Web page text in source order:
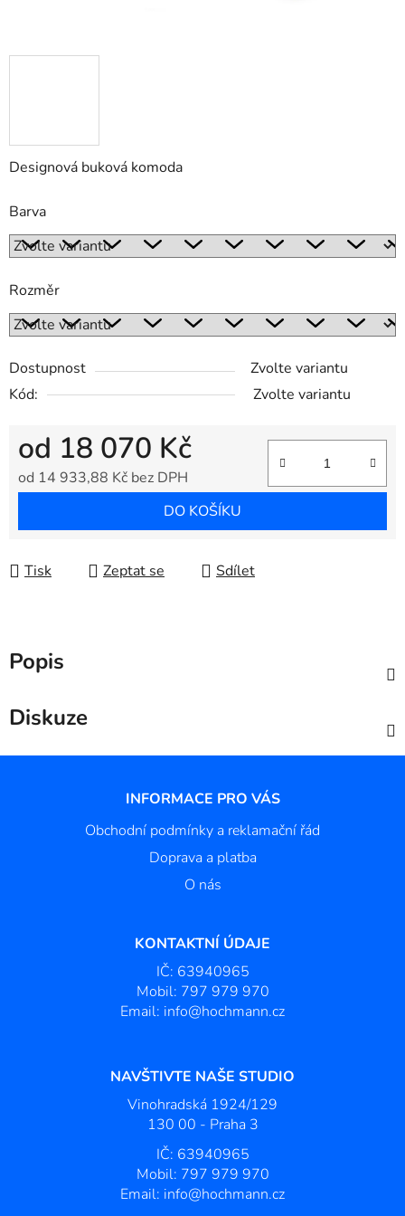
Designová buková komoda
Barva
Rozměr
Dostupnost
Zvolte variantu
Kód:
Zvolte variantu
od 18 070 Kč
od 14 933,88 Kč bez DPH
DO KOŠÍKU
Tisk Zeptat se Sdílet
Popis
Diskuze
INFORMACE PRO VÁS
Obchodní podmínky a reklamační řád
Doprava a platba
O nás
KONTAKTNÍ ÚDAJE
IČ: 63940965
Mobil: 797 979 970
Email: info@hochmann.cz
NAVŠTIVTE NAŠE STUDIO
Vinohradská 1924/129
130 00 - Praha 3
IČ: 63940965
Mobil: 797 979 970
Email: info@hochmann.cz